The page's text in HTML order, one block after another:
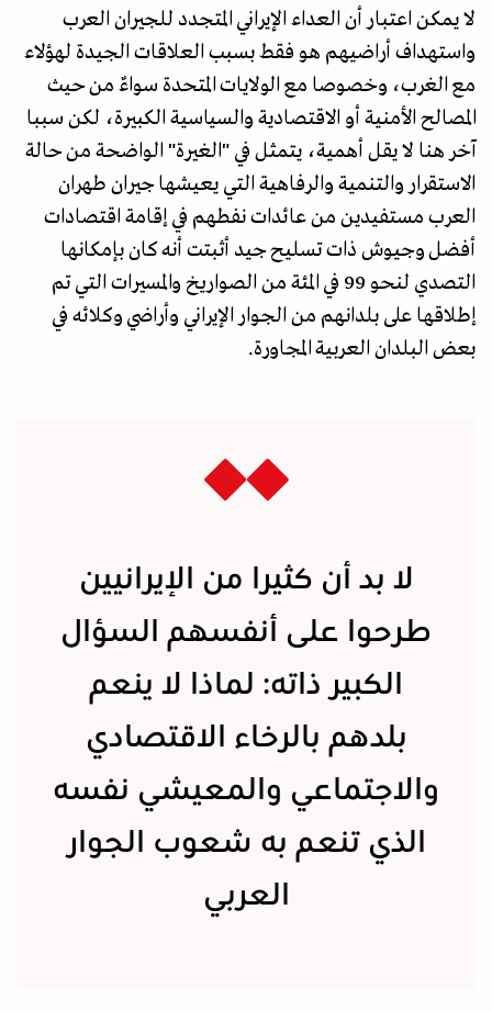
لا يمكن اعتبار أن العداء الإيراني المتجدد للجيران العرب
واستهداف أراضيهم هو فقط بسبب العلاقات الجيدة لهؤلاء
مع الغرب، وخصوصا مع الولايات المتحدة سواءٌ من حيث
المصالح الأمنية أو الاقتصادية والسياسية الكبيرة، لكن سببا
آخر هنا لا يقل أهمية، يتمثل في "الغيرة" الواضحة من حالة
الاستقرار والتنمية والرفاهية التي يعيشها جيران طهران
العرب مستفيدين من عائدات نفطهم في إقامة اقتصادات
أفضل وجيوش ذات تسليح جيد أثبتت أنه كان بإمكانها
التصدي لنحو 99 في المئة من الصواريخ والمسيرات التي تم
إطلاقها على بلدانهم من الجوار الإيراني وأراضي وكلائه في
بعض البلدان العربية المجاورة.
لا بد أن كثيرا من الإيرانيين
طرحوا على أنفسهم السؤال
الكبير ذاته: لماذا لا ينعم
بلدهم بالرخاء الاقتصادي
والاجتماعي والمعيشي نفسه
الذي تنعم به شعوب الجوار
العربي